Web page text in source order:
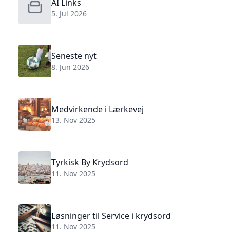
AI Links
5. Jul 2026
Seneste nyt
8. Jun 2026
Medvirkende i Lærkevej
13. Nov 2025
Tyrkisk By Krydsord
11. Nov 2025
Løsninger til Service i krydsord
11. Nov 2025